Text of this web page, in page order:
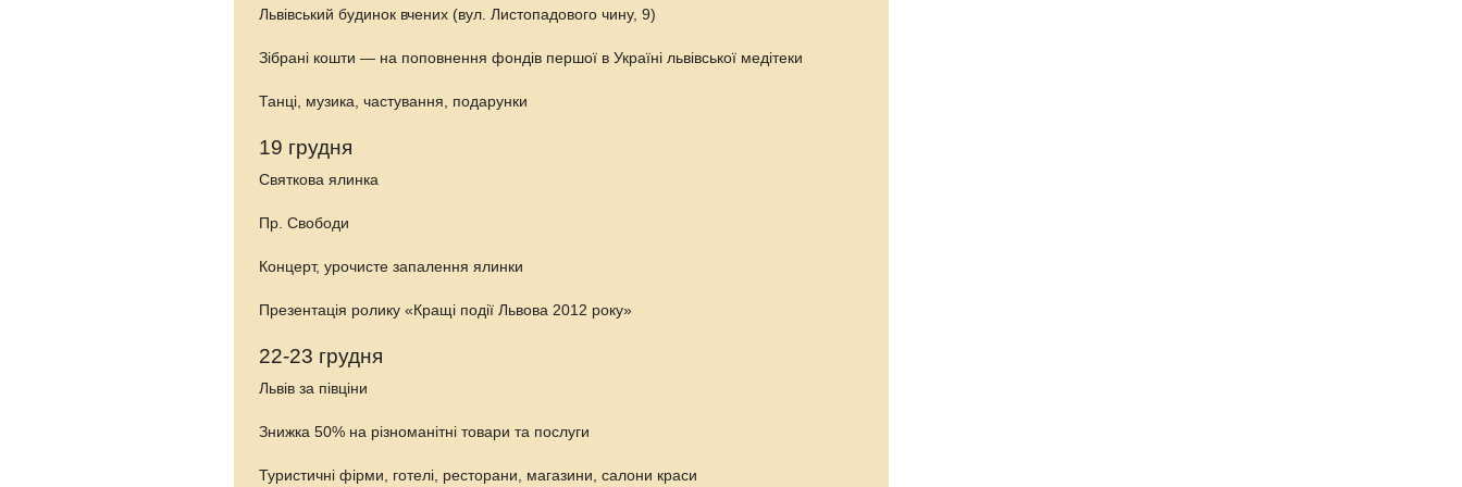
Львівський будинок вчених (вул. Листопадового чину, 9)
Зібрані кошти — на поповнення фондів першої в Україні львівської медітеки
Танці, музика, частування, подарунки
19 грудня
Святкова ялинка
Пр. Свободи
Концерт, урочисте запалення ялинки
Презентація ролику «Кращі події Львова 2012 року»
22-23 грудня
Львів за півціни
Знижка 50% на різноманітні товари та послуги
Туристичні фірми, готелі, ресторани, магазини, салони краси